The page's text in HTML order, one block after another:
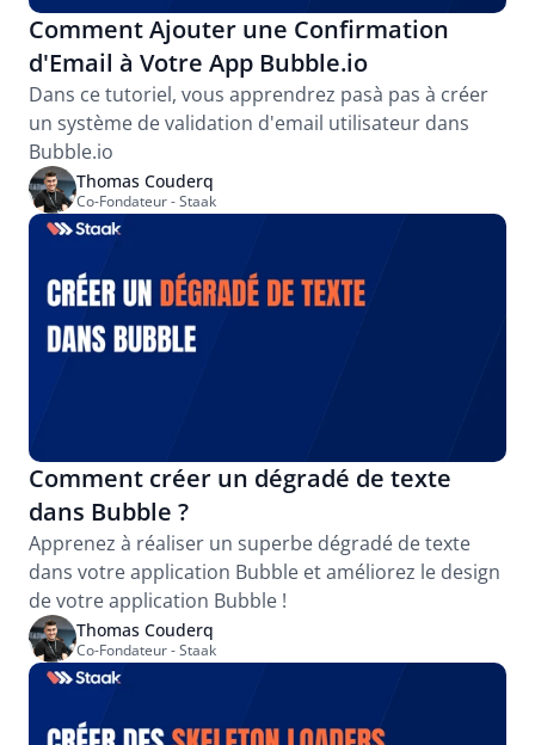
Comment Ajouter une Confirmation
d'Email à Votre App Bubble.io
Dans ce tutoriel, vous apprendrez pasà pas à créer
un système de validation d'email utilisateur dans
Bubble.io
Thomas Couderq
Co-Fondateur - Staak
Comment créer un dégradé de texte
dans Bubble ?
Apprenez à réaliser un superbe dégradé de texte
dans votre application Bubble et améliorez le design
de votre application Bubble !
Thomas Couderq
Co-Fondateur - Staak